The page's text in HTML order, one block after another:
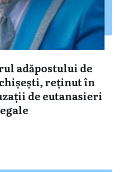
adăpostului de
reținut în
de eutanasieri